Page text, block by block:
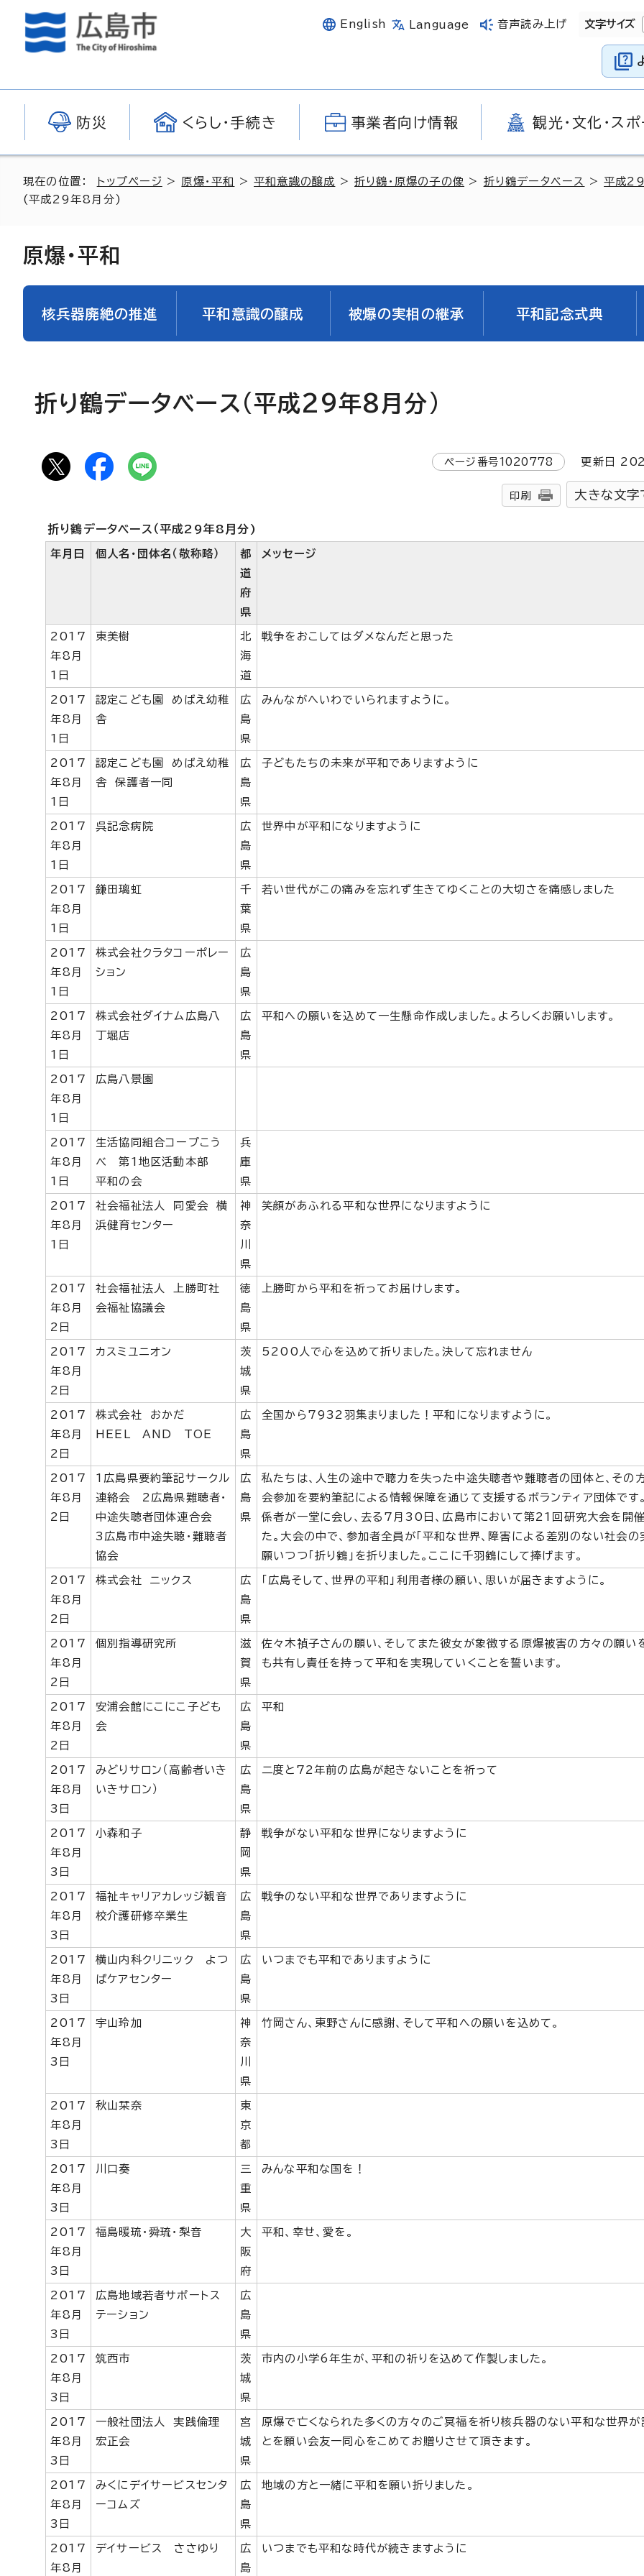
English Language 音声読み上げ 文字サイズ
防災 くらし・手続き 事業者向け情報 観光・文化・ス
現在の位置： トップページ > 原爆・平和 >平和意識の醸成 >折り鶴・原爆の子の像 > 折り鶴データベース >平成29
(平成29年8月分)
原爆・平和
核兵器廃絶の推進 平和意識の醸成 被爆の実相の継承 平和記念式典
折り鶴データベース(平成29年8月分)
ページ番号1020778 更新日
印刷 大きな文字
折り鶴データベース（平成29年8月分)
年月日 個人名・団体名（敬称略）
都
道
府
県
メッセージ
2017
年8月
1日
東美樹
北
海
道
戦争をおこしてはダメなんだと思った
2017
年8月
1日
認定こども園 めばえ幼稚
舎
広
島
県
みんながへいわでいられますように。
2017
年8月
1日
認定こども園 めばえ幼稚
舎 保護者一同
広
島
県
子どもたちの未来が平和でありますように
2017
年8月
1日
呉記念病院
広
島
県
世界中が平和になりますように
2017
年8月
1日
鎌田璃虹
千
葉
県
若い世代がこの痛みを忘れず生きてゆくことの大切さを痛感しました
2017
年8月
1日
株式会社クラタコーポレー
ション
広
島
県
2017
年8月
1日
株式会社ダイナム広島八
丁堀店
広
島
県
平和への願いを込めて一生懸命作成しました。よろしくお願いします。
2017
年8月
1日
広島八景園
2017
年8月
1日
生活協同組合コープこう
べ 第1地区活動本部
平和の会
兵
庫
県
2017
年8月
1日
社会福祉法人 同愛会 横
浜健育センター
神
奈
川
県
笑顔があふれる平和な世界になりますように
2017
年8月
2日
社会福祉法人 上勝町社
会福祉協議会
徳
島
県
上勝町から平和を祈ってお届けします。
2017
年8月
2日
カスミユニオン
茨
城
県
5200人で心を込めて折りました。決して忘れません
2017
年8月
2日
株式会社 おかだ
HEEL AND TOE
広
島
県
全国から7932羽集まりました！平和になりますように。
2017
年8月
2日
1広島県要約筆記サークル
連絡会 2広島県難聴者・
中途失聴者団体連合会
3広島市中途失聴・難聴者
協会
広
島
県
私たちは、人生の途中で聴力を失った中途失聴者や難聴者の団体と、その
会参加を要約筆記による情報保障を通じて支援するボランティア団体です
係者が一堂に会し、去る7月30日、広島市において第21回研究大会を開
た。大会の中で、参加者全員が「平和な世界、障害による差別のない社会の
願いつつ「折り鶴」を折りました。ここに千羽鶴にして捧げます。
2017
年8月
2日
株式会社 ニックス
広
島
県
「広島そして、世界の平和」利用者様の願い、思いが届きますように。
2017
年8月
2日
個別指導研究所
滋
賀
県
佐々木禎子さんの願い、そしてまた彼女が象徴する原爆被害の方々の願い
も共有し責任を持って平和を実現していくことを誓います。
2017
年8月
2日
安浦会館にこにこ子ども
会
広
島
県
平和
2017
年8月
3日
みどりサロン（高齢者いき
いきサロン）
広
島
県
二度と72年前の広島が起きないことを祈って
2017
年8月
3日
小森和子
静
岡
県
戦争がない平和な世界になりますように
2017
年8月
3日
福祉キャリアカレッジ観音
校介護研修卒業生
広
島
県
戦争のない平和な世界でありますように
2017
年8月
3日
横山内科クリニック よつ
ばケアセンター
広
島
県
いつまでも平和でありますように
2017
年8月
3日
宇山玲加
神
奈
川
県
竹岡さん、東野さんに感謝、そして平和への願いを込めて。
2017
年8月
3日
秋山栞奈
東
京
都
2017
年8月
3日
川口奏
三
重
県
みんな平和な国を！
2017
年8月
3日
福島暖琉・舜琉・梨音
大
阪
府
平和、幸せ、愛を。
2017
年8月
3日
広島地域若者サポートス
テーション
広
島
県
2017
年8月
3日
筑西市
茨
城
県
市内の小学6年生が、平和の祈りを込めて作製しました。
2017
年8月
3日
一般社団法人 実践倫理
宏正会
宮
城
県
原爆で亡くなられた多くの方々のご冥福を祈り核兵器のない平和な世界が
とを願い会友一同心をこめてお贈りさせて頂きます。
2017
年8月
3日
みくにデイサービスセンタ
ーコムズ
広
島
県
地域の方と一緒に平和を願い折りました。
2017
年8月
デイサービス ささゆり
広
島
いつまでも平和な時代が続きますように